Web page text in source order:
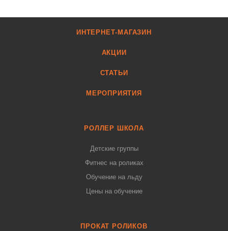
ИНТЕРНЕТ-МАГАЗИН
АКЦИИ
СТАТЬИ
МЕРОПРИЯТИЯ
РОЛЛЕР ШКОЛА
Детские группы
Фитнес на роликах
Обучение на льду
Цены на обучение
ПРОКАТ РОЛИКОВ